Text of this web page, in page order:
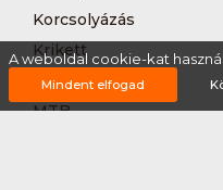
Korcsolyázás
Krikett
Kutyás terepfutás
MTB-
A weboldal cookie-kat használ.
Mindent elfogad